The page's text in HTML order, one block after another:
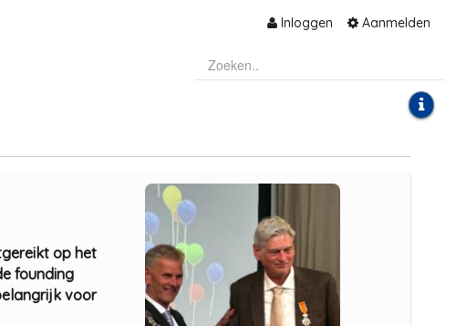
Inloggen Aanmelden
op het
founding
voor